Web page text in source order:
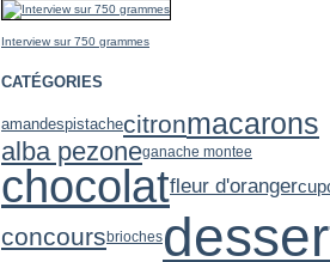
Interview sur 750 grammes
CATÉGORIES
amandespistachecitronmacarons
alba pezoneganache montee
chocolatfleur d'oranger
concoursbrioches